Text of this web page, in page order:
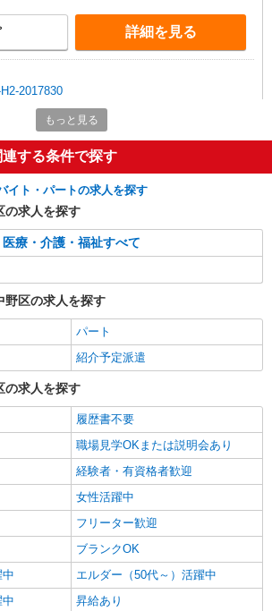
ます。 ※居住支援特別手当は勤続5年目までの
さらに1万円支給（再入社は除く） ◎賞与：
本給2.08ヶ月分/年支給 ◎残業時は別途時間外手
詳細を見る
2017830
中野坂上駅≫日勤のみ＆残業ナシ！お迎えに
に合うデイサービス
時給1650円〜2312円 ＜日払い有/週払い有/交
全支給(ガソリン代含む)＞
中野区 ※最寄り駅：中野坂上
詳細を見る
ークCW 新宿支店/ms130101
勤専従
時給1800円 ◆前払い・日払い・週払いOK
東京都中野区
ークCW 新宿支店/ms130101
齢者向けマンションstaff
時給1800円 ◆前払い・日払い・週払いOK
東京都中野区
詳細を見る
もっと見る
する条件で探す
イト・パートの求人を探す
の求人を探す
医療・介護・福祉すべて
野区の求人を探す
パート
紹介予定派遣
の求人を探す
履歴書不要
職場見学OKまたは説明会あり
経験者・有資格者歓迎
女性活躍中
フリーター歓迎
ブランクOK
中
エルダー（50代～）活躍中
昇給あり